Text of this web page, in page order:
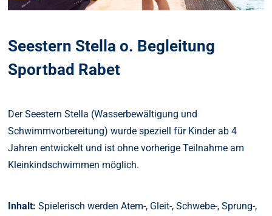
Seestern Stella o. Begleitung
Sportbad Rabet
Der Seestern Stella (Wasserbewältigung und
Schwimmvorbereitung) wurde speziell für Kinder ab 4
Jahren entwickelt und ist ohne vorherige Teilnahme am
Kleinkindschwimmen möglich.
Inhalt: Spielerisch werden Atem-, Gleit-, Schwebe-, Sprung-,